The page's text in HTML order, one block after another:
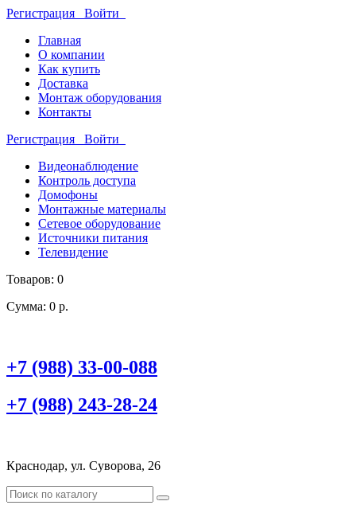
Регистрация Войти
Главная
О компании
Как купить
Доставка
Монтаж оборудования
Контакты
Регистрация Войти
Видеонаблюдение
Контроль доступа
Домофоны
Монтажные материалы
Сетевое оборудование
Источники питания
Телевидение
Товаров: 0
Сумма: 0 р.
+7 (988) 33-00-088
+7 (988) 243-28-24
Краснодар, ул. Суворова, 26